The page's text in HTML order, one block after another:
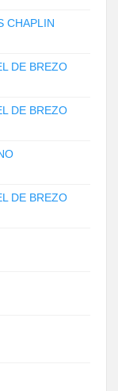
CHAPLIN
DE BREZO
DE BREZO
DE BREZO